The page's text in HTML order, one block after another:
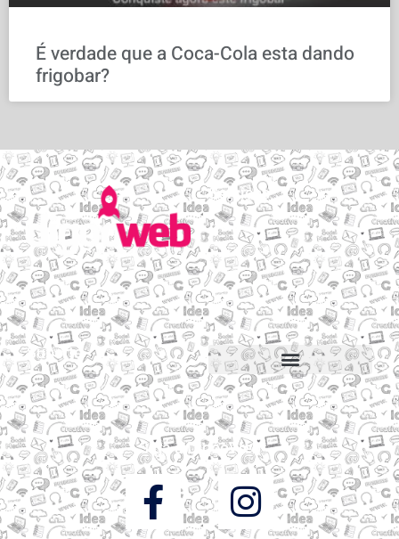
É verdade que a Coca-Cola esta dando
frigobar?
Serviços
Email personalizado
Hospedagem de Sites
Migração de sites e e-mails
Construtor de sites
Suporte
Suporte via Whats
Siga a DigooWeb